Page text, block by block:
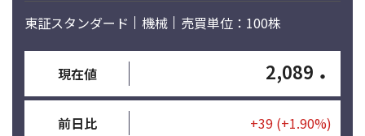
東証スタンダード 機械 売買単位：100株
現在値 2,089 ・
前日比 +39 (+1.90%)